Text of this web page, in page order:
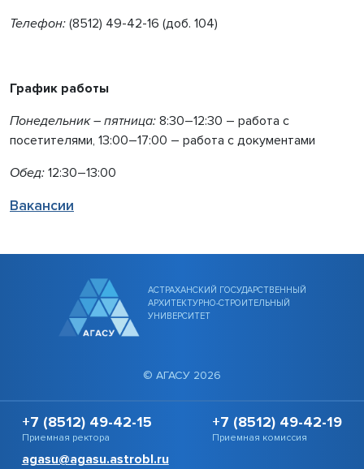
Телефон: (8512) 49-42-16 (доб. 104)
График работы
Понедельник – пятница: 8:30–12:30 – работа с
посетителями, 13:00–17:00 – работа с документами
Обед: 12:30–13:00
Вакансии
АСТРАХАНСКИЙ ГОСУДАРСТВЕННЫЙ
АРХИТЕКТУРНО-СТРОИТЕЛЬНЫЙ
УНИВЕРСИТЕТ
© АГАСУ 2026
+7 (8512) 49-42-15
Приемная ректора
agasu@agasu.astrobl.ru
+7 (8512) 49-42-19
Приемная комиссия